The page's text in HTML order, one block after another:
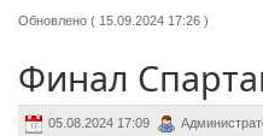
Обновлено ( 15.09.2024 17:26 )
Финал
05.08.2024 17:09